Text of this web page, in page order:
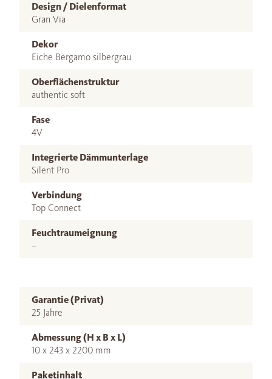
Design / Dielenformat
Gran Via
Dekor
Eiche Bergamo silbergrau
Oberflächenstruktur
authentic soft
Fase
4V
Integrierte Dämmunterlage
Silent Pro
Verbindung
Top Connect
Feuchtraumeignung
–
Garantie (Privat)
25 Jahre
Abmessung (H x B x L)
10 x 243 x 2200 mm
Paketinhalt